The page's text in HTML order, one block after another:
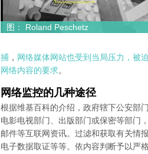
图： Roland Peschetz
捕 ， 网络媒体网站也受到当局压力，被
网络内容的要求。
网络监控的几种途径
根据维基百科的介绍，政府辖下公安部
电影电视部门、出版部门或保密等部门
邮件等互联网资讯。过滤和获取有关情
电子数据取证等等。依内容判断予以严